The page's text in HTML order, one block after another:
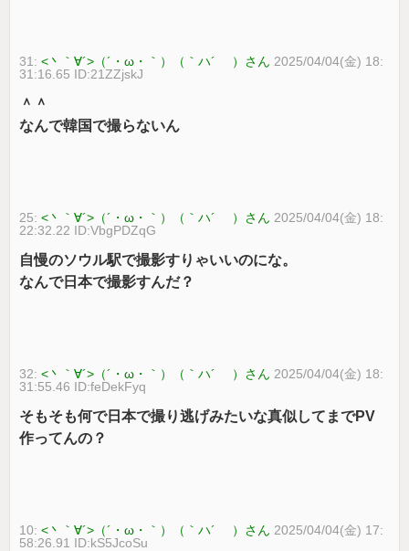
31:<丶｀∀´>（´・ω・｀）（｀ハ´ ）さん 2025/04/04(金) 18:
31:16.65 ID:21ZZjskJ
＾＾
なんで韓国で撮らないん
25:<丶｀∀´>（´・ω・｀）（｀ハ´ ）さん 2025/04/04(金) 18:
22:32.22 ID:VbgPDZqG
自慢のソウル駅で撮影すりゃいいのにな。
なんで日本で撮影すんだ？
32:<丶｀∀´>（´・ω・｀）（｀ハ´ ）さん 2025/04/04(金) 18:
31:55.46 ID:feDekFyq
そもそも何で日本で撮り逃げみたいな真似してまでPV
作ってんの？
10:<丶｀∀´>（´・ω・｀）（｀ハ´ ）さん 2025/04/04(金) 17:
58:26.91 ID:kS5JcoSu